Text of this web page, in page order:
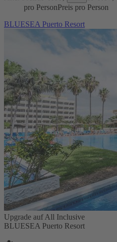
pro PersonPreis pro Person
BLUESEA Puerto Resort
Upgrade auf All Inclusive
BLUESEA Puerto Resort